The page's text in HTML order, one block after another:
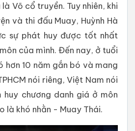
Võ cổ truyền. Tuy nhiên, khi
và thi đấu Muay, Huỳnh Hà
sự phát huy được tốt nhất
của mình. Đến nay, ở tuổi
hơn 10 năm gắn bó và mang
nói riêng, Việt Nam nói
huy chương danh giá ở môn
là khó nhằn - Muay Thái.